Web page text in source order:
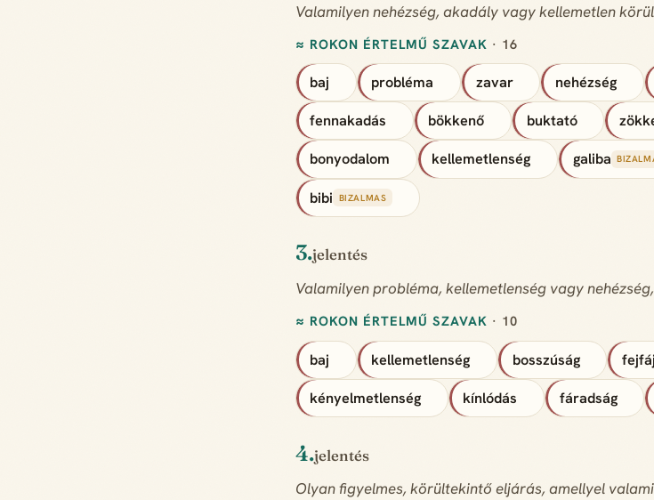
Valamilyen nehézség, akadály vagy kellemetlen
≈ ROKON ÉRTELMŰ SZAVAK · 16
baj probléma zavar nehézség
fennakadás bökkenő buktató
bonyodalom kellemetlenség galiba
bibi BIZALMAS
3.jelentés
Valamilyen probléma, kellemetlenség vagy
≈ ROKON ÉRTELMŰ SZAVAK · 10
baj kellemetlenség bosszúság
kényelmetlenség kínlódás fáradság
4.jelentés
Olyan figyelmes, körültekintő eljárás, amellyel